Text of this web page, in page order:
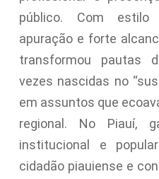
público. Com estilo
apuração e forte
transformou pautas
vezes nascidas no
em assuntos que
regional. No Piauí,
institucional e
cidadão piauiense e